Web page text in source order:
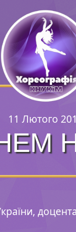
11 Лютого